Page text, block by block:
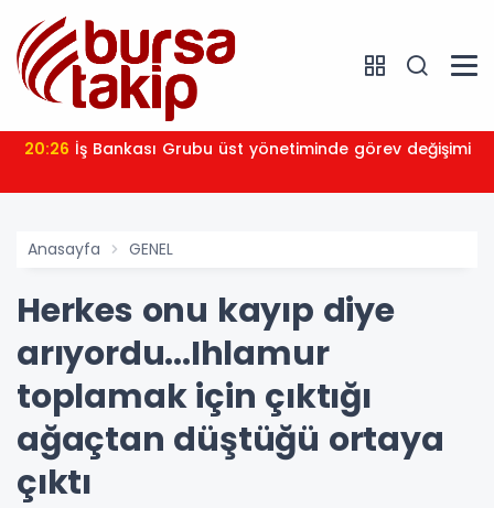
20:26 İş Bankası Grubu üst yönetiminde görev değişimi
Anasayfa GENEL
Herkes onu kayıp diye
arıyordu...Ihlamur
toplamak için çıktığı
ağaçtan düştüğü ortaya
çıktı